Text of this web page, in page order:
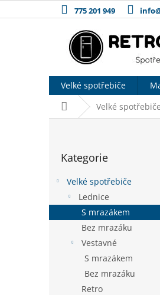
na
775 201 949
Velké spotřebiče
Domů Velké spotřebiče
n
kategorie
Kategorie
Velké spotřebiče
Lednice
S mrazákem
Bez mrazáku
Vestavné
S mrazákem
Bez mrazáku
Retro